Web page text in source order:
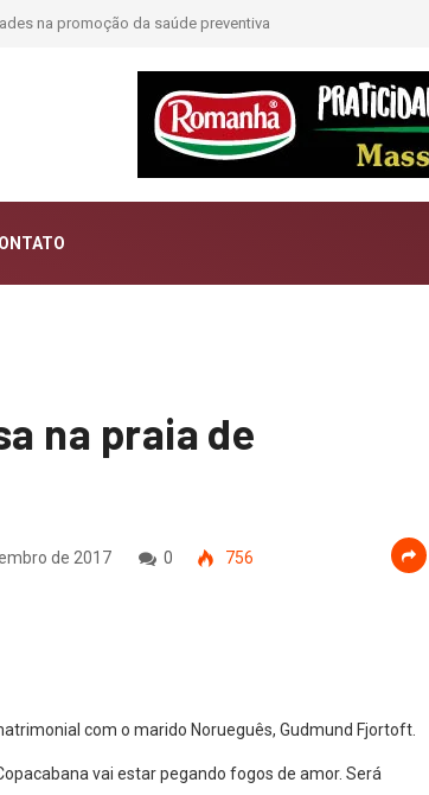
na praia de
de 2017 0 756
com o marido Norueguês, Gudmund Fjortoft.
vai estar pegando fogos de amor. Será